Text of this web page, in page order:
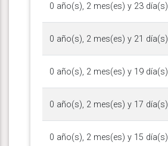
0 año(s), 2 mes(es) y 23 día(s)
0 año(s), 2 mes(es) y 21 día(s)
0 año(s), 2 mes(es) y 19 día(s)
0 año(s), 2 mes(es) y 17 día(s)
0 año(s), 2 mes(es) y 15 día(s)